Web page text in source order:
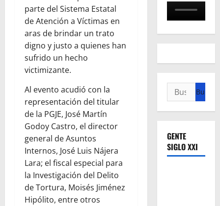
parte del Sistema Estatal
de Atención a Víctimas en
aras de brindar un trato
digno y justo a quienes han
sufrido un hecho
victimizante.
Al evento acudió con la
representación del titular
de la PGJE, José Martín
Godoy Castro, el director
general de Asuntos
Internos, José Luis Nájera
Lara; el fiscal especial para
la Investigación del Delito
de Tortura, Moisés Jiménez
Hipólito, entre otros
Buscar:
GENTE
SIGLO XXI